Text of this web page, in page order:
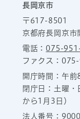
長岡京市
〒617-8501
京都府長岡京
電話：075-
ファクス：
開庁時間：午
閉庁日：土曜
から1月3日）
法人番号：